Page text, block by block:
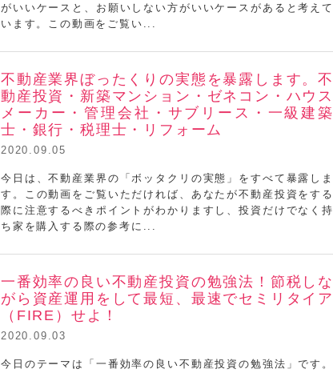
浦田健ミニセミナー
がいいケースと、お願いしない方がいいケースがあると考えて
います。この動画をご覧い...
浦田健ミニセミナー
不動産業界ぼったくりの実態を暴露します。不
動産投資・新築マンション・ゼネコン・ハウス
メーカー・管理会社・サブリース・一級建築
士・銀行・税理士・リフォーム
2020.09.05
今日は、不動産業界の「ボッタクリの実態」をすべて暴露しま
す。この動画をご覧いただければ、あなたが不動産投資をする
際に注意するべきポイントがわかりますし、投資だけでなく持
ち家を購入する際の参考に...
一番効率の良い不動産投資の勉強法！節税しな
がら資産運用をして最短、最速でセミリタイア
（FIRE）せよ！
2020.09.03
今日のテーマは「一番効率の良い不動産投資の勉強法」です。